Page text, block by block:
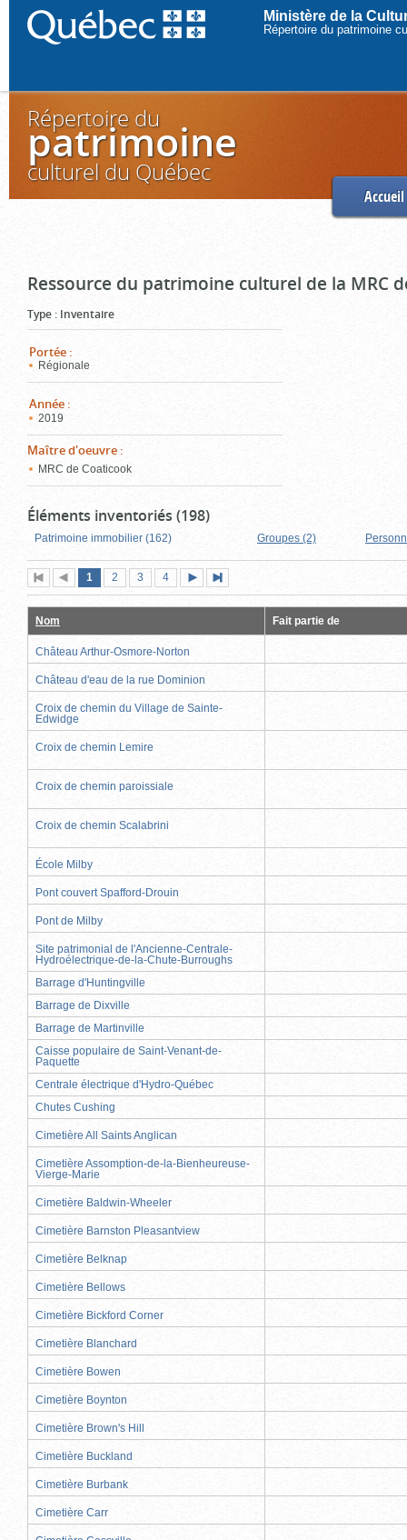
Ministère de la
Répertoire du patrimoine
Répertoire du
patrimoine
culturel du Québec
Accueil
Ressource du patrimoine culturel de la MRC
Type : Inventaire
Portée :
Régionale
Année :
2019
Maître d'oeuvre :
MRC de Coaticook
Éléments inventoriés (198)
Patrimoine immobilier (162) Groupes (2)
Première
page
Page
précédente
Page
1 (page
actuelle)
Page
2 Page
3 Page
4
suivante
page
Nom Fait partie de
Château Arthur-Osmore-Norton
Château d'eau de la rue Dominion
Croix de chemin du Village de Sainte-
Edwidge
Croix de chemin Lemire
Croix de chemin paroissiale
Croix de chemin Scalabrini
École Milby
Pont couvert Spafford-Drouin
Pont de Milby
Site patrimonial de l'Ancienne-Centrale-
Hydroélectrique-de-la-Chute-Burroughs
Barrage d'Huntingville
Barrage de Dixville
Barrage de Martinville
Caisse populaire de Saint-Venant-de-
Paquette
Centrale électrique d'Hydro-Québec
Chutes Cushing
Cimetière All Saints Anglican
Cimetière Assomption-de-la-Bienheureuse-
Vierge-Marie
Cimetière Baldwin-Wheeler
Cimetière Barnston Pleasantview
Cimetière Belknap
Cimetière Bellows
Cimetière Bickford Corner
Cimetière Blanchard
Cimetière Bowen
Cimetière Boynton
Cimetière Brown's Hill
Cimetière Buckland
Cimetière Burbank
Cimetière Carr